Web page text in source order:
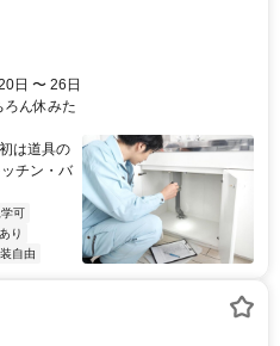
日 〜 26日
ん休みた
は道具の
チン・バ
可
り
自由